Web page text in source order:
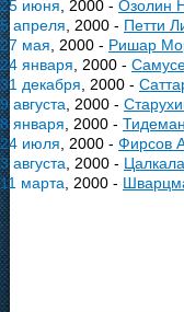
25 июня , 2000 - Озолин
5 апреля , 2000 - Петти
27 мая , 2000 - Ришар
24 января , 2000 -
31 декабря , 2000 -
9 августа , 2000 -
8 января , 2000 -
24 июля , 2000 - Фирсов
3 августа , 2000 -
11 марта , 2000 -